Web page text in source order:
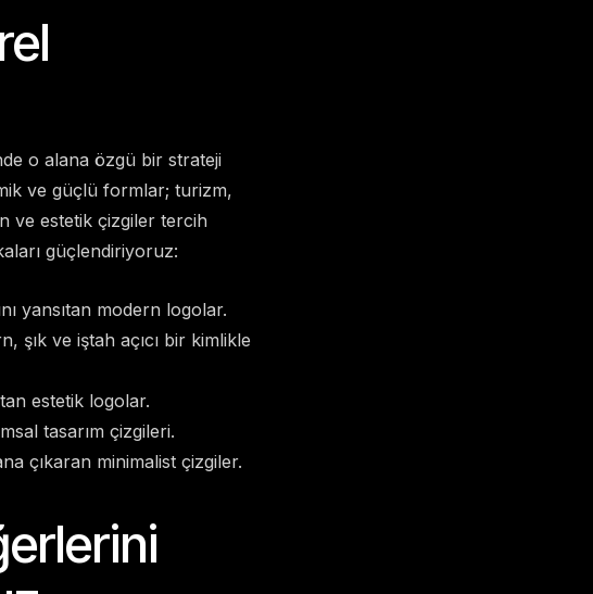
o alana özgü bir strateji
ve güçlü formlar; turizm,
ve estetik çizgiler tercih
güçlendiriyoruz:
yansıtan modern logolar.
şık ve iştah açıcı bir kimlikle
estetik logolar.
tasarım çizgileri.
çıkaran minimalist çizgiler.